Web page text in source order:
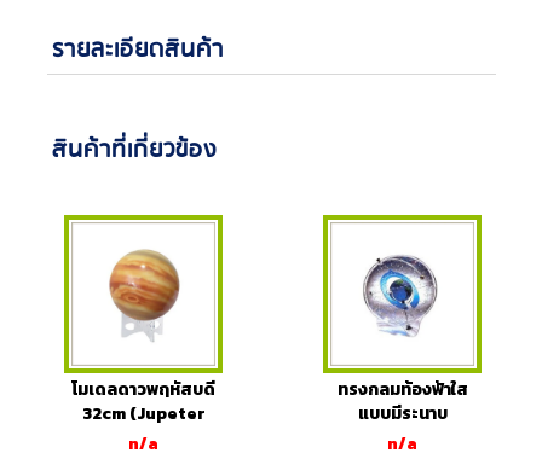
รายละเอียดสินค้า
สินค้าที่เกี่ยวข้อง
โมเดลดาวพฤหัสบดี
32cm (Jupeter
Model)
n/a
ทรงกลมท้องฟ้าใส
แบบมีระนาบ
n/a